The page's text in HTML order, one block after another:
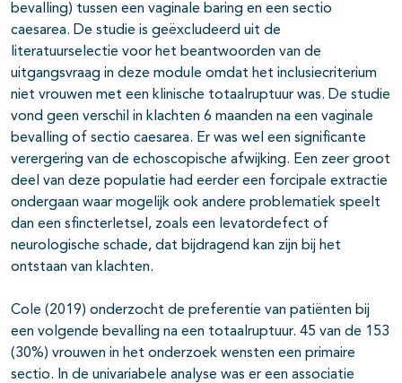
bevalling) tussen een vaginale baring en een sectio
caesarea. De studie is geëxcludeerd uit de
literatuurselectie voor het beantwoorden van de
uitgangsvraag in deze module omdat het inclusiecriterium
niet vrouwen met een klinische totaalruptuur was. De studie
vond geen verschil in klachten 6 maanden na een vaginale
bevalling of sectio caesarea. Er was wel een significante
verergering van de echoscopische afwijking. Een zeer groot
deel van deze populatie had eerder een forcipale extractie
ondergaan waar mogelijk ook andere problematiek speelt
dan een sfincterletsel, zoals een levatordefect of
neurologische schade, dat bijdragend kan zijn bij het
ontstaan van klachten.
Cole (2019) onderzocht de preferentie van patiënten bij
een volgende bevalling na een totaalruptuur. 45 van de 153
(30%) vrouwen in het onderzoek wensten een primaire
sectio. In de univariabele analyse was er een associatie